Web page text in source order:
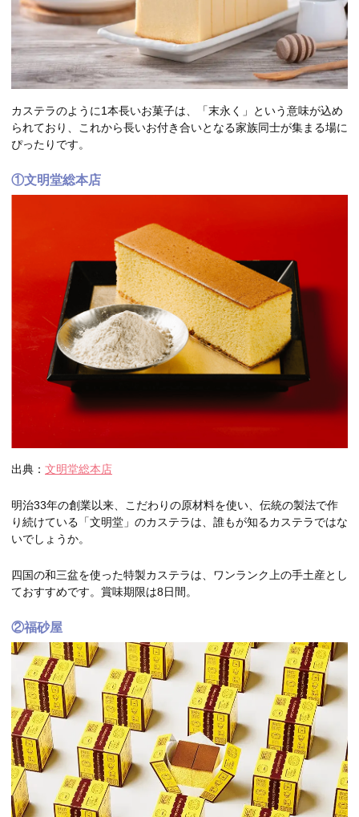
カステラのように1本長いお菓子は、「末永く」という意味が込め
られており、これから長いお付き合いとなる家族同士が集まる場に
ぴったりです。
①文明堂総本店
出典： 文明堂総本店
明治33年の創業以来、こだわりの原材料を使い、伝統の製法で作
り続けている「文明堂」のカステラは、誰もが知るカステラではな
いでしょうか。
四国の和三盆を使った特製カステラは、ワンランク上の手土産とし
ておすすめです。賞味期限は8日間。
②福砂屋